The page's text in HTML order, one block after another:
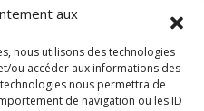
aux
nous utilisons des technologies
ou accéder aux informations des
nous permettra de
de navigation ou les ID
un bon chocolat
et leur moniteur !